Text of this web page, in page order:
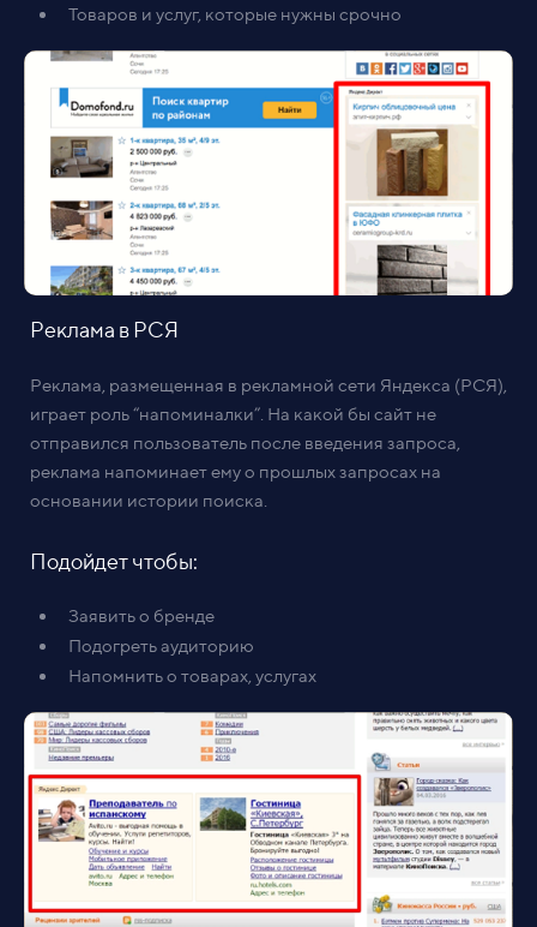
Товаров и услуг, которые нужны срочно
Реклама в РСЯ
Реклама, размещенная в рекламной сети Яндекса (РСЯ),
играет роль “напоминалки”. На какой бы сайт не
отправился пользователь после введения запроса,
реклама напоминает ему о прошлых запросах на
основании истории поиска.
Подойдет чтобы:
Заявить о бренде
Подогреть аудиторию
Напомнить о товарах, услугах